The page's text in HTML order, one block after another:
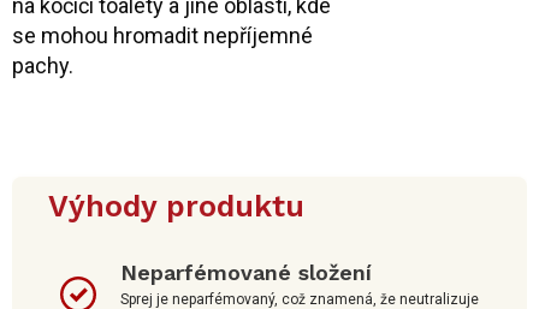
na kočičí toalety a jiné oblasti, kde
se mohou hromadit nepříjemné
pachy.
Výhody produktu
Neparfémované složení
Sprej je neparfémovaný, což znamená, že neutralizuje